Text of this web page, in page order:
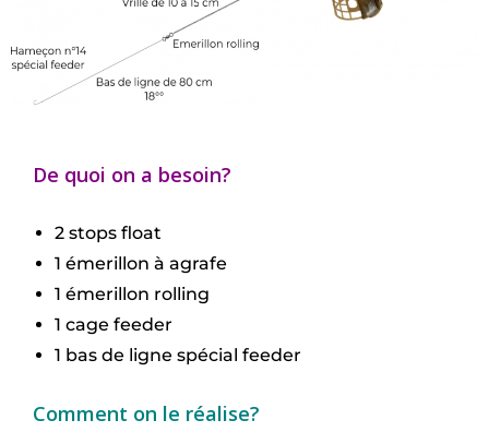
De quoi on a besoin?
2 stops float
1 émerillon à agrafe
1 émerillon rolling
1 cage feeder
1 bas de ligne spécial feeder
Comment on le réalise?